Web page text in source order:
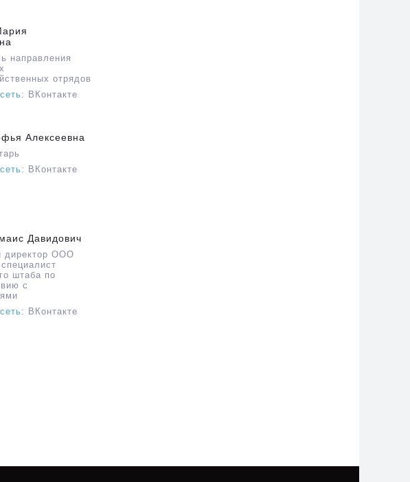
направления
отрядов
ВКонтакте
Алексеевна
ВКонтакте
Давидович
директор ООО
штаба по
с
ВКонтакте